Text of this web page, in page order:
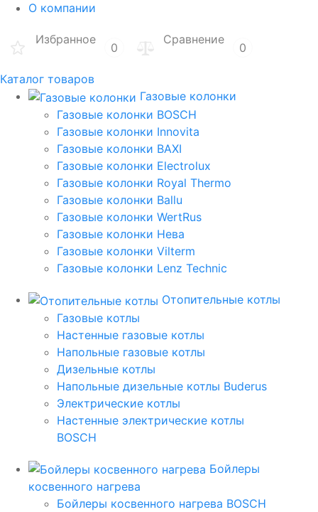
О компании
Избранное
0
Сравнение
0
Каталог товаров
Газовые колонки
Газовые колонки BOSCH
Газовые колонки Innovita
Газовые колонки BAXI
Газовые колонки Electrolux
Газовые колонки Royal Thermo
Газовые колонки Ballu
Газовые колонки WertRus
Газовые колонки Нева
Газовые колонки Vilterm
Газовые колонки Lenz Technic
Отопительные котлы
Газовые котлы
Настенные газовые котлы
Напольные газовые котлы
Дизельные котлы
Напольные дизельные котлы Buderus
Электрические котлы
Настенные электрические котлы
BOSCH
Бойлеры
косвенного нагрева
Бойлеры косвенного нагрева BOSCH